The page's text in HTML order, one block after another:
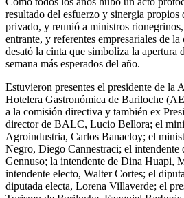
resultado del esfuerzo y sinergia
privado, y reunió a ministros
entrante, y referentes empresariales de
desató la cinta que simboliza la apertura
semana más esperados del año.
Estuvieron presentes el presidente de la
Hotelera Gastronómica de Bariloche
a la comisión directiva y también ex
director de BALC, Lucio Bellora; el
Agroindustria, Carlos Banacloy; el
Negro, Diego Cannestraci; el intendente
Gennuso; la intendente de Dina Huapi,
intendente electo, Walter Cortes; el
diputada electa, Lorena Villaverde; el